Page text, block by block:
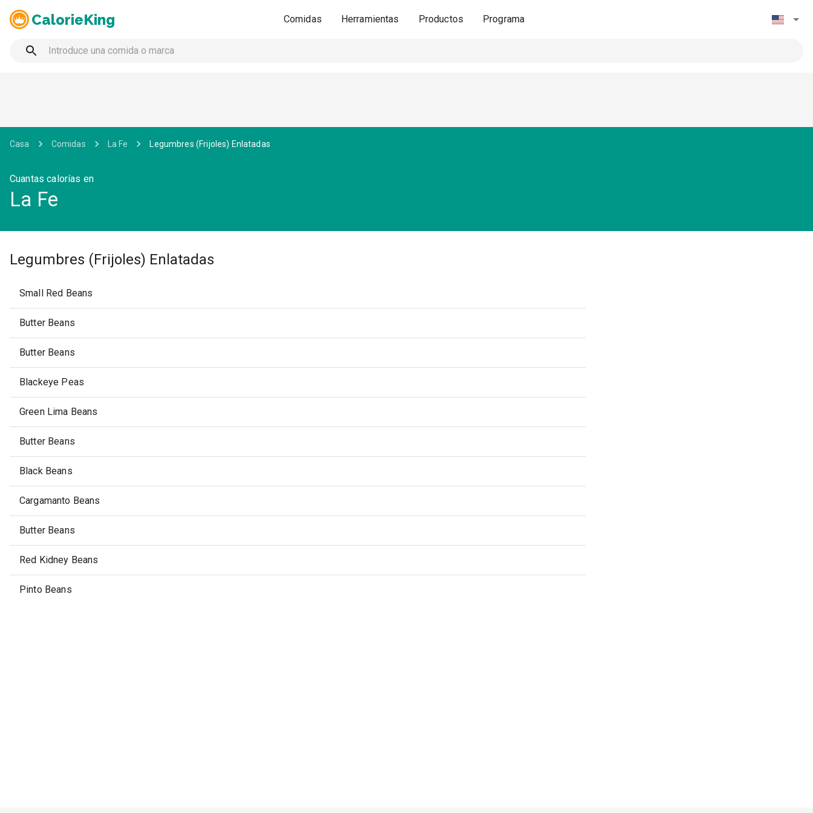
CalorieKing Comidas Herramientas Productos Programa
Casa Comidas La Fe Legumbres (Frijoles) Enlatadas
Cuantas calorías en
La Fe
Legumbres (Frijoles) Enlatadas
Small Red Beans
Butter Beans
Butter Beans
Blackeye Peas
Green Lima Beans
Butter Beans
Black Beans
Cargamanto Beans
Butter Beans
Red Kidney Beans
Pinto Beans